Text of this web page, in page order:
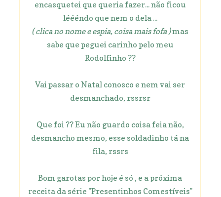
encasquetei que queria fazer... não ficou
léééndo que nem o dela ...
( clica no nome e espia, coisa mais fofa )mas
sabe que peguei carinho pelo meu
Rodolfinho ??
Vai passar o Natal conosco e nem vai ser
desmanchado, rssrsr
Que foi ?? Eu não guardo coisa feia não,
desmancho mesmo, esse soldadinho tá na
fila, rssrs
Bom garotas por hoje é só , e a próxima
receita da série "Presentinhos Comestíveis"